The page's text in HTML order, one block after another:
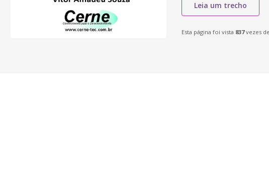
Leia um trecho
Esta página foi vista 837vezes